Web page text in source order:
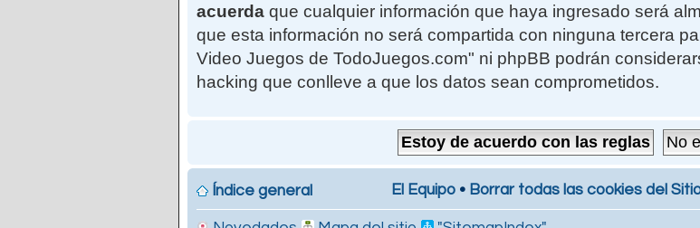
acuerda que cualquier información que haya ingresado será
que esta información no será compartida con ninguna tercera
Video Juegos de TodoJuegos.com" ni phpBB podrán
hacking que conlleve a que los datos sean comprometidos.
Índice general El Equipo • Borrar todas las cookies del